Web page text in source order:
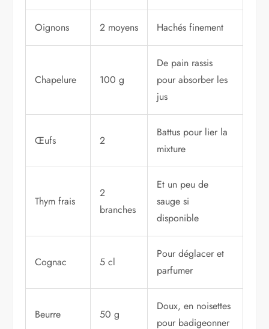
Oignons 2 moyens Hachés finement
Chapelure 100 g
De pain rassis
pour absorber les
jus
Œufs 2
Battus pour lier la
mixture
Thym frais
2
branches
Et un peu de
sauge si
disponible
Cognac 5 cl
Pour déglacer et
parfumer
Beurre 50 g
Doux, en noisettes
pour badigeonner